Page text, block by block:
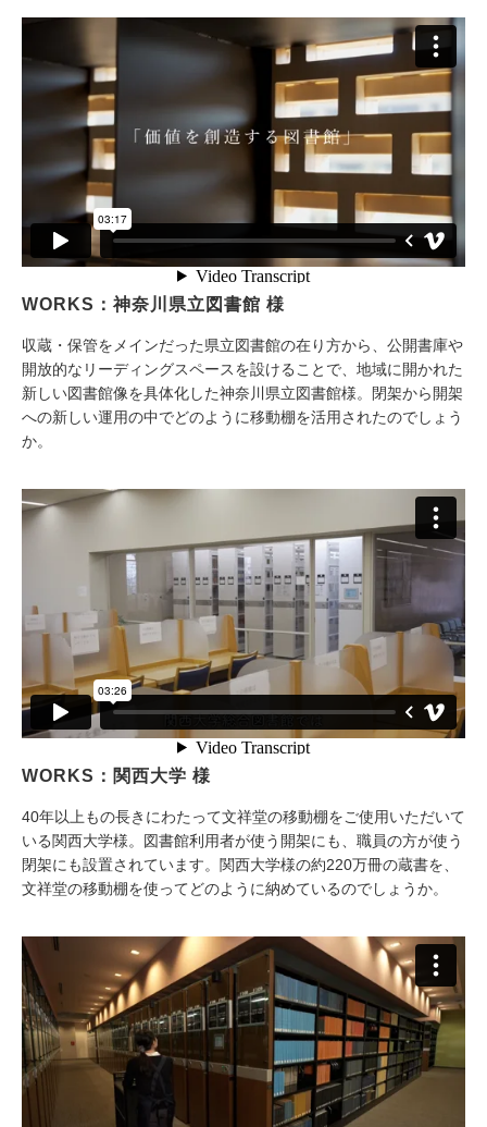
WORKS：神奈川県立図書館 様
収蔵・保管をメインだった県立図書館の在り方から、公開書庫や
開放的なリーディングスペースを設けることで、地域に開かれた
新しい図書館像を具体化した神奈川県立図書館様。閉架から開架
への新しい運用の中でどのように移動棚を活用されたのでしょう
か。
WORKS：関西大学 様
40年以上もの長きにわたって文祥堂の移動棚をご使用いただいて
いる関西大学様。図書館利用者が使う開架にも、職員の方が使う
閉架にも設置されています。関西大学様の約220万冊の蔵書を、
文祥堂の移動棚を使ってどのように納めているのでしょうか。